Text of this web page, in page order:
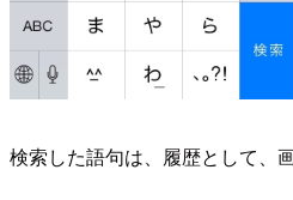
検索した語句は、履歴として、